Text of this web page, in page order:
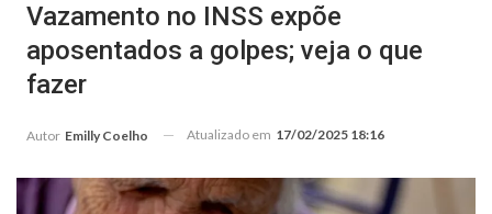
Vazamento no INSS expõe
aposentados a golpes; veja o que
fazer
Autor Emilly Coelho Atualizado em 17/02/2025 18:16